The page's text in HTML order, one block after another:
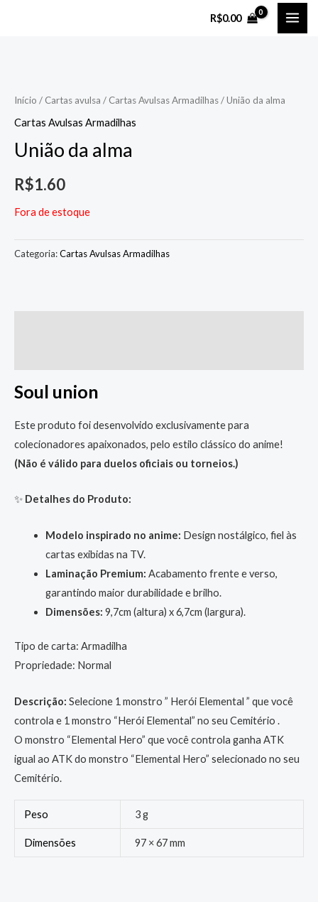
R$0.00
Início / Cartas avulsa / Cartas Avulsas Armadilhas/ União da alma
Cartas Avulsas Armadilhas
União da alma
R$1.60
Fora de estoque
Categoria:Cartas Avulsas Armadilhas
Soul union
Este produto foi desenvolvido exclusivamente para
colecionadores apaixonados, pelo estilo clássico do anime!
(Não é válido para duelos oficiais ou torneios.)
✨ Detalhes do Produto:
Modelo inspirado no anime: Design nostálgico, fiel às
cartas exibidas na TV.
Laminação Premium: Acabamento frente e verso,
garantindo maior durabilidade e brilho.
Dimensões: 9,7cm (altura) x 6,7cm (largura).
Tipo de carta: Armadilha
Propriedade: Normal
Descrição: Selecione 1 monstro ” Herói Elemental ” que você
controla e 1 monstro “Herói Elemental” no seu Cemitério .
O monstro “Elemental Hero” que você controla ganha ATK
igual ao ATK do monstro “Elemental Hero” selecionado no seu
Cemitério.
Peso 3 g
Dimensões 97 × 67 mm